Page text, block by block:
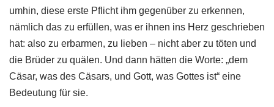
umhin, diese erste Pflicht ihm gegenüber zu erkennen,
nämlich das zu erfüllen, was er ihnen ins Herz geschrieben
hat: also zu erbarmen, zu lieben – nicht aber zu töten und
die Brüder zu quälen. Und dann hätten die Worte: „dem
Cäsar, was des Cäsars, und Gott, was Gottes ist“ eine
Bedeutung für sie.